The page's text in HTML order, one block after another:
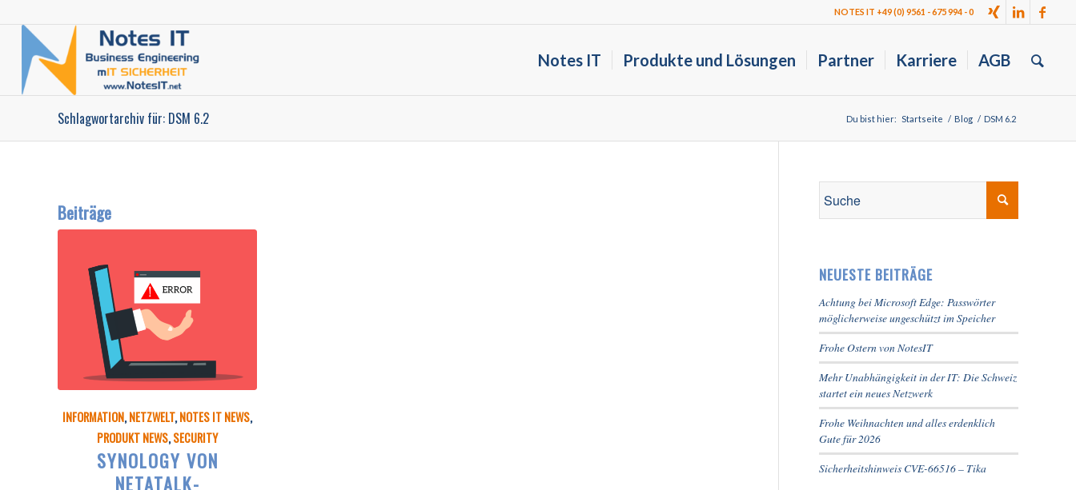
NOTES IT +49 (0) 9561 - 675 994 - 0
Notes IT Produkte und Lösungen Partner Karriere AGB
Schlagwortarchiv für: DSM 6.2 Du bist hier: Startseite / Blog / DSM 6.2
Beiträge
INFORMATION,NETZWELT,NOTES IT NEWS,
PRODUKT NEWS,SECURITY
SYNOLOGY VON
NETATALK-
NEUESTE BEITRÄGE
Achtung bei Microsoft Edge: Passwörter
möglicherweise ungeschützt im Speicher
Frohe Ostern von NotesIT
Mehr Unabhängigkeit in der IT: Die Schweiz
startet ein neues Netzwerk
Frohe Weihnachten und alles erdenklich
Gute für 2026
Sicherheitshinweis CVE-66516 – Tika